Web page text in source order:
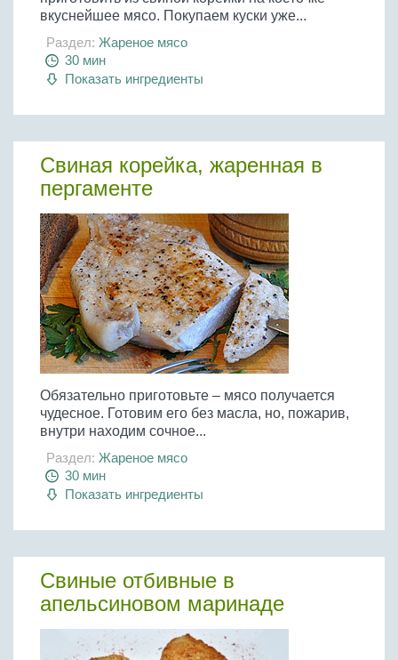
вкуснейшее мясо. Покупаем куски уже...
Раздел: Жареное мясо
30 мин
Показать ингредиенты
Свиная корейка, жаренная в
пергаменте
Обязательно приготовьте – мясо получается
чудесное. Готовим его без масла, но, пожарив,
внутри находим сочное...
Раздел: Жареное мясо
30 мин
Показать ингредиенты
Свиные отбивные в
апельсиновом маринаде